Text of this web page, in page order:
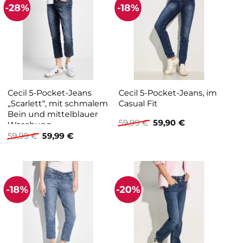
-28%
Cecil 5-Pocket-Jeans
„Scarlett“, mit schmalem
Bein und mittelblauer
Waschung
59,99€ Ursprünglicher
Preis
59,99 €
59,99 €Aktueller
59,99 €.
-18%
Cecil 5-Pocket-Jeans, im
Casual Fit
59,99€ Ursprünglicher
Preis
59,90 €Aktueller
-18% -20%